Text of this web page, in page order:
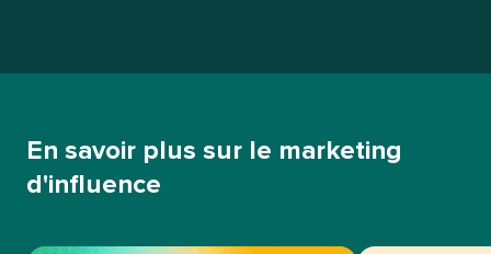
En savoir plus sur le marketing
d'influence​​